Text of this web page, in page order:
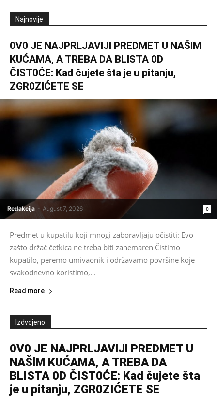
Najnovije
0V0 JE NAJPRLJAVlJl PREDMET U NAŠlM
KUĆAMA, A TREBA DA BLISTA 0D
ČIST0ĆE: Kad čujete šta je u pitanju,
ZGR0ZIĆETE SE
Redakcija - August 7, 2026 0
Predmet u kupatilu koji mnogi zaboravljaju očistiti: Evo
zašto držač četkica ne treba biti zanemaren Čistimo
kupatilo, peremo umivaonik i održavamo površine koje
svakodnevno koristimo,...
Read more
Izdvojeno
0V0 JE NAJPRLJAVlJl PREDMET U
NAŠlM KUĆAMA, A TREBA DA
BLISTA 0D ČIST0ĆE: Kad čujete šta
je u pitanju, ZGR0ZIĆETE SE